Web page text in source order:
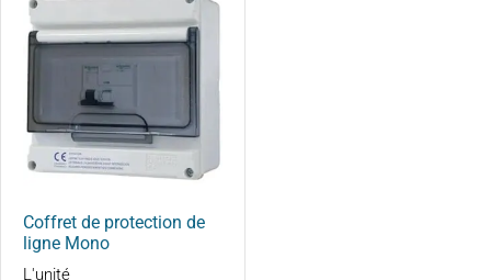
Coffret de protection de
ligne Mono
L'unité